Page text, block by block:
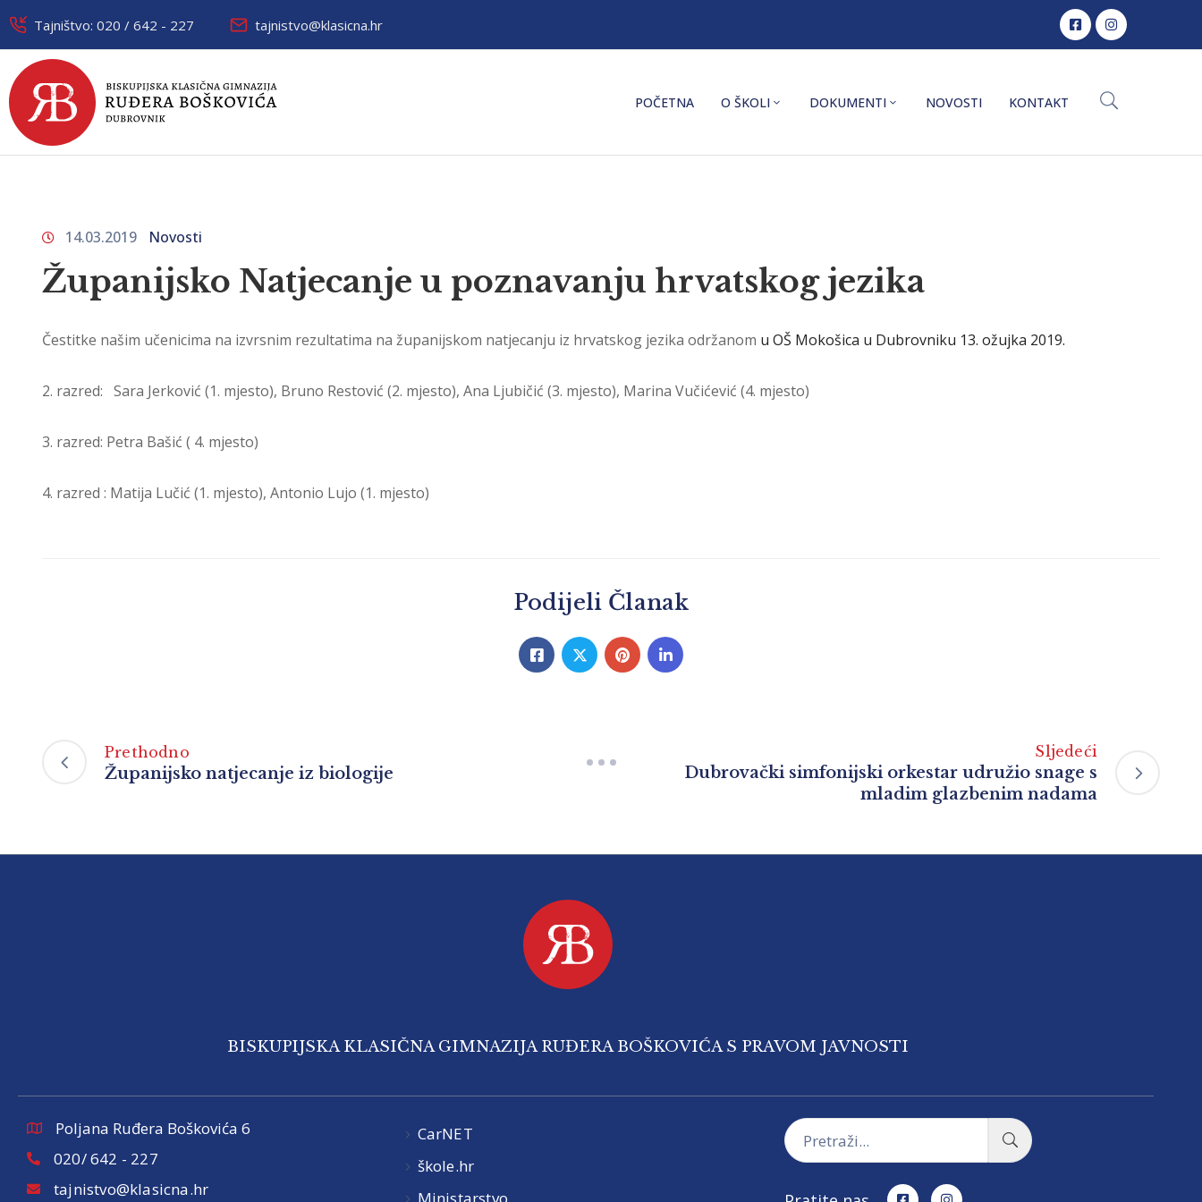
Tajništvo: 020 / 642 - 227 tajnistvo@klasicna.hr
POČETNA O ŠKOLI DOKUMENTI NOVOSTI KONTAKT
14.03.2019 Novosti
Županijsko Natjecanje u poznavanju hrvatskog jezika
Čestitke našim učenicima na izvrsnim rezultatima na županijskom natjecanju iz hrvatskog jezika održanom u OŠ Mokošica u Dubrovniku 13. ožujka 2019.
2. razred: Sara Jerković (1. mjesto), Bruno Restović (2. mjesto), Ana Ljubičić (3. mjesto), Marina Vučićević (4. mjesto)
3. razred: Petra Bašić ( 4. mjesto)
4. razred : Matija Lučić (1. mjesto), Antonio Lujo (1. mjesto)
Podijeli Članak
Prethodno
Županijsko natjecanje iz biologije
Sljedeći
Dubrovački simfonijski orkestar udružio snage s
mladim glazbenim nadama
BISKUPIJSKA KLASIČNA GIMNAZIJA RUĐERA BOŠKOVIĆA S PRAVOM JAVNOSTI
Poljana Ruđera Boškovića 6
020/ 642 - 227
tajnistvo@klasicna.hr
CarNET
škole.hr